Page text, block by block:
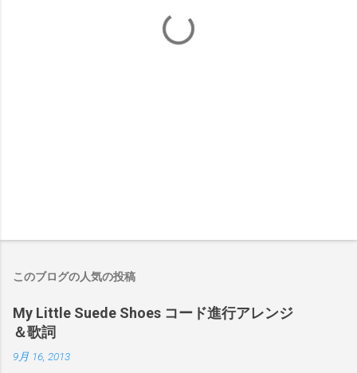
このブログの人気の投稿
My Little Suede Shoes コード進行アレンジ
＆歌詞
9月 16, 2013